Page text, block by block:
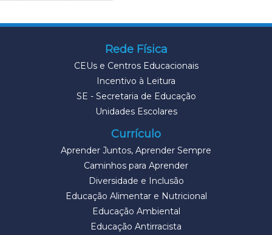
Rede Física
CEUs e Centros Educacionais
Incentivo à Leitura
SE - Secretaria de Educação
Unidades Escolares
Currículo
Aprender Juntos, Aprender Sempre
Caminhos para Aprender
Diversidade e Inclusão
Educação Alimentar e Nutricional
Educação Ambiental
Educação Antirracista